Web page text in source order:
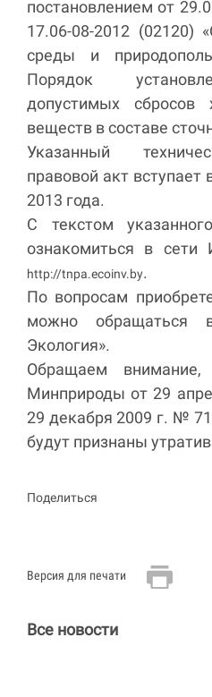
постановлением от
17.06-08-2012 (02120)
среды и
Порядок
допустимых
веществ в составе
Указанный
правовой акт вступает
2013 года.
С текстом
ознакомиться в сети
http://tnpa.ecoinv.by.
По вопросам
можно
Экология».
Обращаем внимание,
Минприроды от 29
29 декабря 2009 г. №
будут признаны
Поделиться
Версия для печати
Все новости